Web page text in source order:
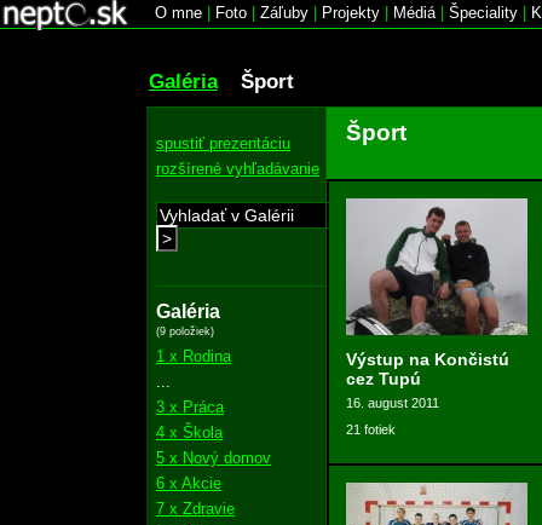
O mne Foto Záľuby Projekty Médiá| Špeciality
Galéria Šport
spustiť prezentáciu
rozšírené vyhľadávanie
>
Galéria
(9 položiek)
1 x Rodina
3 x Práca
4 x Škola
5 x Nový domov
6 x Akcie
7 x Zdravie
Šport
Výstup na Končistú
cez Tupú
16. august 2011
21 fotiek